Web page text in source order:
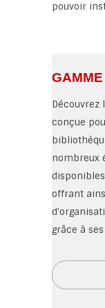
pouvoir
GAMME
Découvrez
conçue
nombreux
offrant
grâce à